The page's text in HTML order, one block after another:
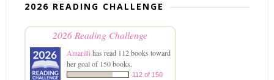
2026 READING CHALLENGE
2026 Reading Challenge
Amarillihas read 112 books toward
her goal of 150 books.
112 of 150